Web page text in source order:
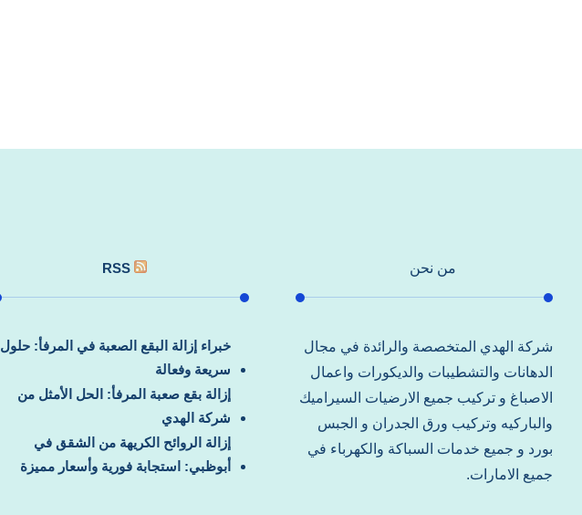
من نحن
شركة الهدي المتخصصة والرائدة في مجال
الدهانات والتشطيبات والديكورات واعمال
الاصباغ و تركيب جميع الارضيات السيراميك
والباركيه وتركيب ورق الجدران و الجبس
بورد و جميع خدمات السباكة والكهرباء في
جميع الامارات.
RSS
خبراء إزالة البقع الصعبة في المرفأ: حلول
سريعة وفعالة
إزالة بقع صعبة المرفأ: الحل الأمثل من
شركة الهدي
إزالة الروائح الكريهة من الشقق في
أبوظبي: استجابة فورية وأسعار مميزة